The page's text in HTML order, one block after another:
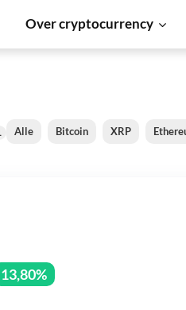
Over cryptocurrency
Alle Bitcoin XRP
13,80%